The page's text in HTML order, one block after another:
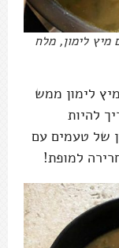
מיץ לימון, מלח
לימון ממש
צריך להיות
של טעמים עם
למופת!